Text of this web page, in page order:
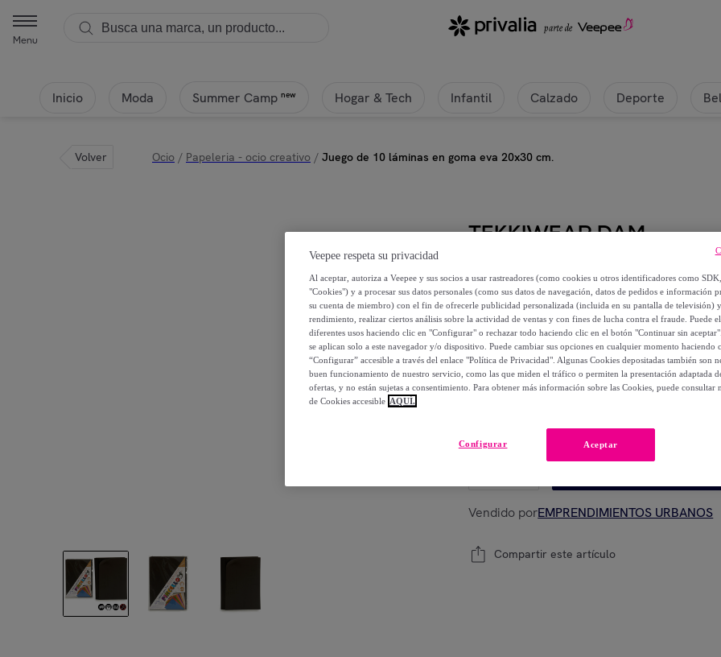
Menu
Inicio Moda Summer Camp new Hogar & Tech Infantil Calzado Deporte
Volver Ocio / Papeleria - ocio creativo / Juego de 10 láminas en goma eva 20x30 cm.
TEKKIWEAR DAM
4,99 €
12,00 €
-58%
Vendido porEMPRENDIMIENTOS URBANOS
Compartir este artículo
Veepee respeta su privacidad
Al aceptar, autoriza a Veepee y sus socios a usar rastreadores (como cookies u otros identificadores como
"Cookies") y a procesar sus datos personales (como sus datos de navegación, datos de pedidos e información
su cuenta de miembro) con el fin de ofrecerle publicidad personalizada (incluida en su pantalla de televisión)
rendimiento, realizar ciertos análisis sobre la actividad de ventas y con fines de lucha contra el fraude. Puede
diferentes usos haciendo clic en "Configurar" o rechazar todo haciendo clic en el botón "Continuar sin
se aplican solo a este navegador y/o dispositivo. Puede cambiar sus opciones en cualquier momento haciendo
“Configurar” accesible a través del enlace "Política de Privacidad". Algunas Cookies depositadas también son
buen funcionamiento de nuestro servicio, como las que miden el tráfico o permiten la presentación adaptada
ofertas, y no están sujetas a consentimiento. Para obtener más información sobre las Cookies, puede consultar
de Cookies accesible AQUÍ.
Aceptar
Configurar